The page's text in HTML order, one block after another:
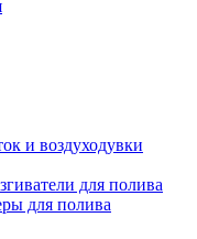
и воздуходувки
для полива
для полива